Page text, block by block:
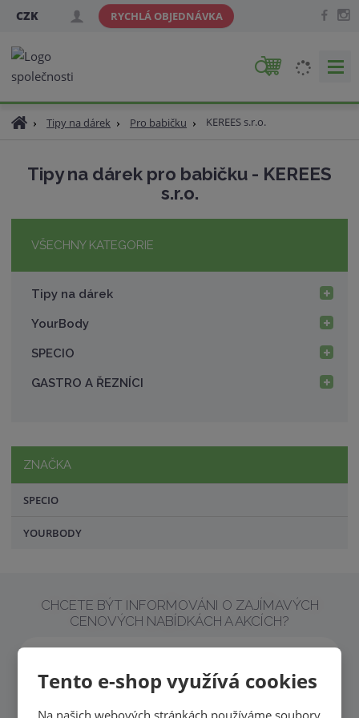
Tento e-shop využívá cookies
Na našich webových stránkách používáme soubory
CZK RYCHLÁ OBJEDNÁVKA
V
h
d
a
Ú
d
Tipy na dárek Pro babičku KEREES s.r.o.
Tipy na dárek pro babičku - KEREES
s.r.o.
VŠECHNY KATEGORIE
Tipy na dárek
YourBody
SPECIO
GASTRO A ŘEZNÍCI
ZNAČKA
SPECIO
YOURBODY
CHCETE BÝT INFORMOVÁNI O ZAJÍMAVÝCH
CENOVÝCH NABÍDKÁCH A AKCÍCH?